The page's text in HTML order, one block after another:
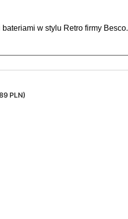
w stylu Retro firmy Besco.
PLN)